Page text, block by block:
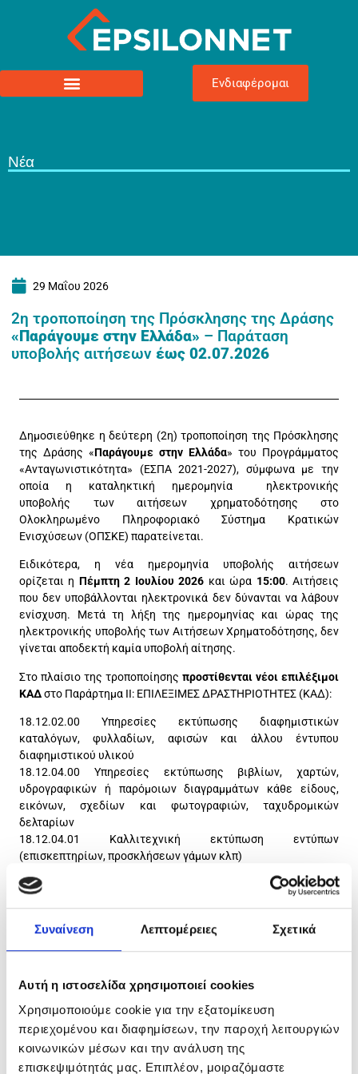
Συναίνεση Λεπτομέρειες Σχετικά
Αυτή η ιστοσελίδα χρησιμοποιεί cookies
Χρησιμοποιούμε cookie για την εξατομίκευση
περιεχομένου και διαφημίσεων, την παροχή λειτουργιών
κοινωνικών μέσων και την ανάλυση της
επισκεψιμότητάς μας. Επιπλέον, μοιραζόμαστε
Ενδιαφέρομαι
Νέα
29 Μαΐου 2026
2η τροποποίηση της Πρόσκλησης της Δράσης
«Παράγουμε στην Ελλάδα» – Παράταση
υποβολής αιτήσεων έως 02.07.2026
Δημοσιεύθηκε η δεύτερη (2η) τροποποίηση της Πρόσκλησης
της Δράσης «Παράγουμε στην Ελλάδα» του Προγράμματος
«Ανταγωνιστικότητα» (ΕΣΠΑ 2021-2027), σύμφωνα με την
οποία η καταληκτική ημερομηνία ηλεκτρονικής
υποβολής των αιτήσεων χρηματοδότησης στο
Ολοκληρωμένο Πληροφοριακό Σύστημα Κρατικών
Ενισχύσεων (ΟΠΣΚΕ) παρατείνεται.
Ειδικότερα, η νέα ημερομηνία υποβολής αιτήσεων
ορίζεται η Πέμπτη 2 Ιουλίου 2026 και ώρα 15:00. Αιτήσεις
που δεν υποβάλλονται ηλεκτρονικά δεν δύνανται να λάβουν
ενίσχυση. Μετά τη λήξη της ημερομηνίας και ώρας της
ηλεκτρονικής υποβολής των Αιτήσεων Χρηματοδότησης, δεν
γίνεται αποδεκτή καμία υποβολή αίτησης.
Στο πλαίσιο της τροποποίησης προστίθενται νέοι επιλέξιμοι
ΚΑΔστο Παράρτημα ΙΙ: EΠΙΛΕΞΙΜΕΣ ΔΡΑΣΤΗΡΙΟΤΗΤΕΣ (ΚΑΔ):
18.12.02.00 Υπηρεσίες εκτύπωσης διαφημιστικών
καταλόγων, φυλλαδίων, αφισών και άλλου έντυπου
διαφημιστικού υλικού
18.12.04.00 Υπηρεσίες εκτύπωσης βιβλίων, χαρτών,
υδρογραφικών ή παρόμοιων διαγραμμάτων κάθε είδους,
εικόνων, σχεδίων και φωτογραφιών, ταχυδρομικών
δελταρίων
18.12.04.01 Καλλιτεχνική εκτύπωση εντύπων
(επισκεπτηρίων, προσκλήσεων γάμων κλπ)
18.12.05.00 Υπηρεσίες εκτύπωσης ετικετών και πινακίδων
18.12.06.00 Υπηρεσίες εκτύπωσης απευθείας σε υλικό άλλο
από χαρτί
18.13.10.00 Υπηρεσίες προεκτύπωσης
18.13.10.01 Υπηρεσίες γραφίστα ή μακετίστα, εκτός
18.13.10.03 Υπηρεσίες στερεοτυπίας
18.13.10.04 Υπηρεσίες στοιχειοθεσίας
18.13.10.05 Υπηρεσίες συνδυασμού τεχνικών κειμένου και
18.13.10.06 Υπηρεσίες φωτοσύνθεσης